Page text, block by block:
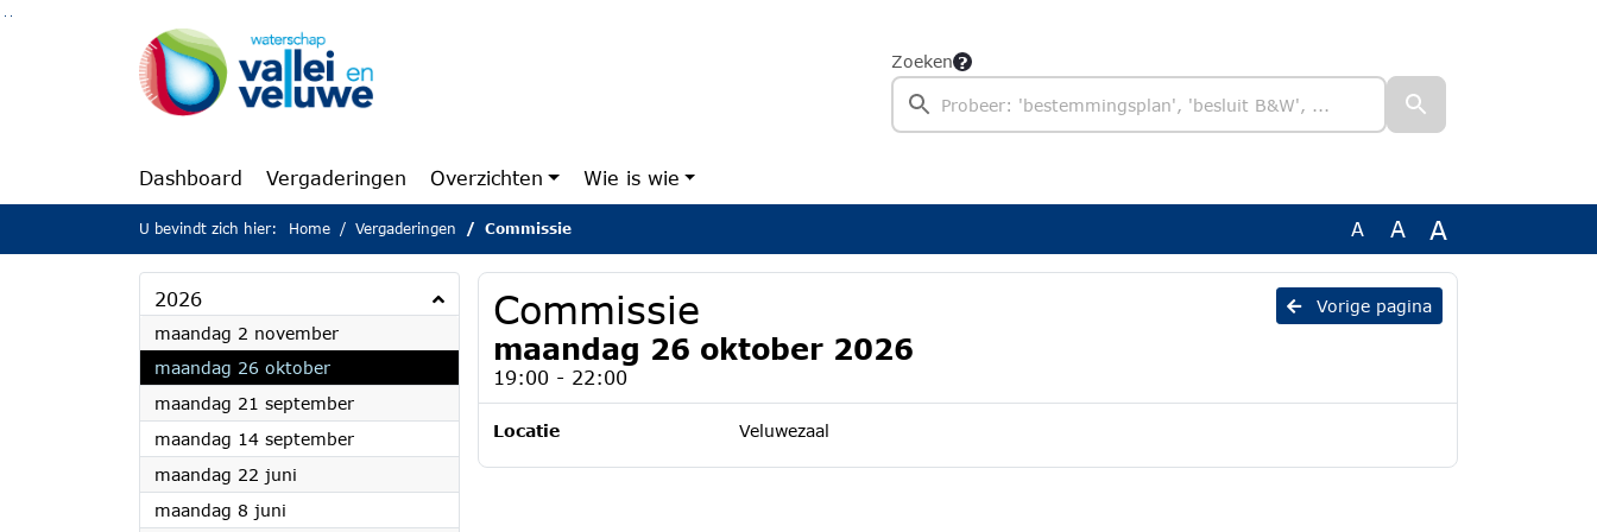
Ga naar de inhoud van deze pagina
Ga naar het zoeken
Ga naar het menu
Zoeken
Dashboard Vergaderingen Overzichten Wie is wie
U bevindt zich hier: Home Vergaderingen Commissie A A A
2026
maandag 2 november2026
maandag 26 oktober2026
maandag 21 september2026
maandag 14 september2026
maandag 22 juni
maandag 8 juni
Vorige pagina
Commissie
maandag 26 oktober 2026
19:00 - 22:00
Locatie Veluwezaal